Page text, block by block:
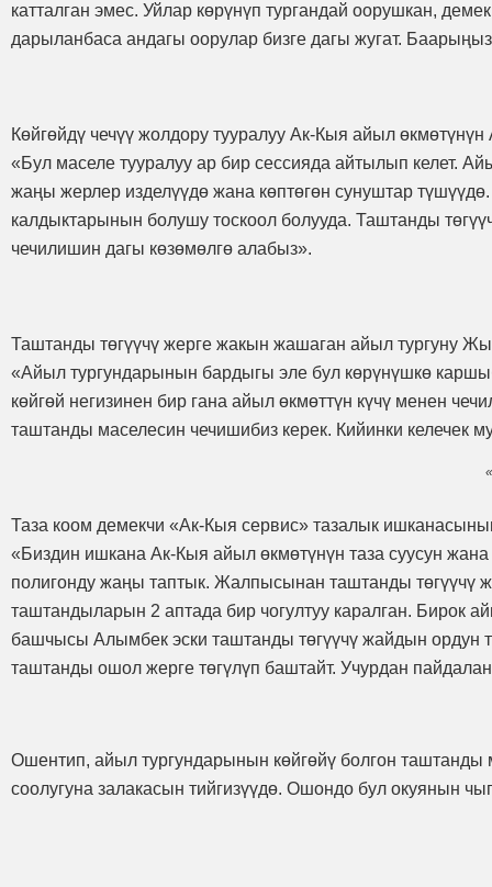
катталган эмес. Уйлар көрүнүп тургандай оорушкан,
дарыланбаса андагы оорулар бизге дагы жугат.
Көйгөйдү чечүү жолдору тууралуу Ак-Кыя айыл
«Бул маселе тууралуу ар бир сессияда айтылып келет.
жаңы жерлер изделүүдө жана көптөгөн сунуштар
калдыктарынын болушу тоскоол болууда. Таштанды
чечилишин дагы көзөмөлгө алабыз».
Таштанды төгүүчү жерге жакын жашаган айыл тургуну
«Айыл тургундарынын бардыгы эле бул көрүнүшкө
көйгөй негизинен бир гана айыл өкмөттүн күчү менен
таштанды маселесин чечишибиз керек. Кийинки келечек
Таза коом демекчи «Ак-Кыя сервис» тазалык
«Биздин ишкана Ак-Кыя айыл өкмөтүнүн таза суусун
полигонду жаңы таптык. Жалпысынан таштанды төгүүчү
таштандыларын 2 аптада бир чогултуу каралган. Бирок
башчысы Алымбек эски таштанды төгүүчү жайдын ордун
таштанды ошол жерге төгүлүп баштайт. Учурдан
Ошентип, айыл тургундарынын көйгөйү болгон
соолугуна залакасын тийгизүүдө. Ошондо бул окуянын